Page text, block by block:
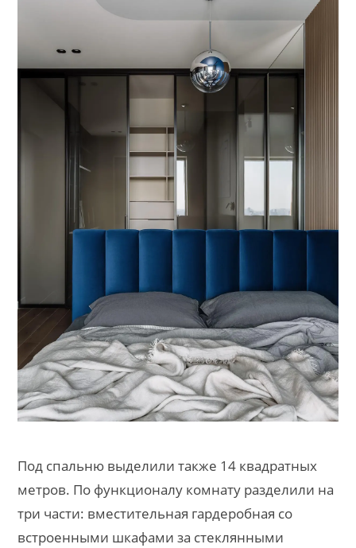
Под спальню выделили также 14 квадратных
метров. По функционалу комнату разделили на
три части: вместительная гардеробная со
встроенными шкафами за стеклянными